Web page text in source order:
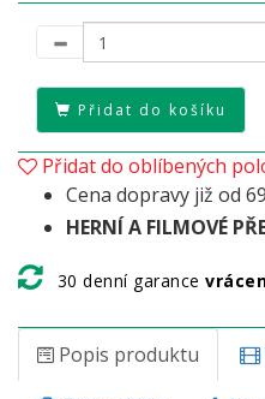
Přidat do košíku
Přidat do oblíbených
Cena dopravy již od
HERNÍ A FILMOVÉ
30 denní garance
Popis produktu